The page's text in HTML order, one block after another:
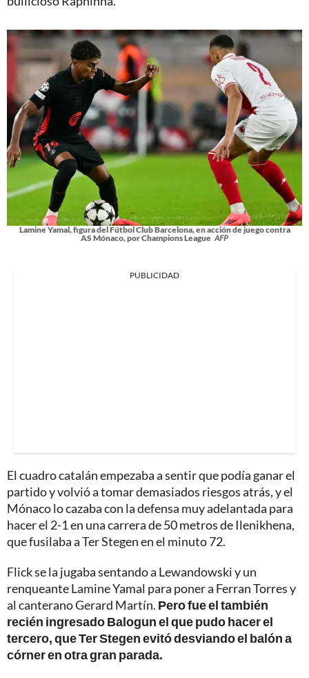
Lamine Yamal, figura del Fútbol Club Barcelona, en acción de juego contra
AS Mónaco, por Champions League AFP
PUBLICIDAD
El cuadro catalán empezaba a sentir que podía ganar el
partido y volvió a tomar demasiados riesgos atrás, y el
Mónaco lo cazaba con la defensa muy adelantada para
hacer el 2-1 en una carrera de 50 metros de Ilenikhena,
que fusilaba a Ter Stegen en el minuto 72.
Flick se la jugaba sentando a Lewandowski y un
renqueante Lamine Yamal para poner a Ferran Torres y
al canterano Gerard Martín. Pero fue el también
recién ingresado Balogun el que pudo hacer el
tercero, que Ter Stegen evitó desviando el balón a
córner en otra gran parada.